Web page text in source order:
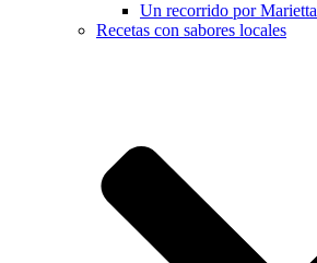
Un recorrido por Marietta
Recetas con sabores locales